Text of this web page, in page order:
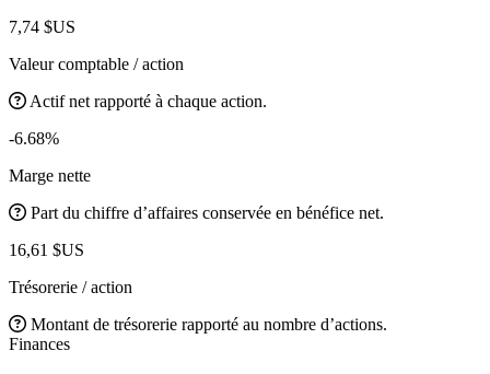
7,74 $US
Valeur comptable / action
Actif net rapporté à chaque action.
-6.68%
Marge nette
Part du chiffre d’affaires conservée en bénéfice net.
16,61 $US
Trésorerie / action
Montant de trésorerie rapporté au nombre d’actions.
Finances